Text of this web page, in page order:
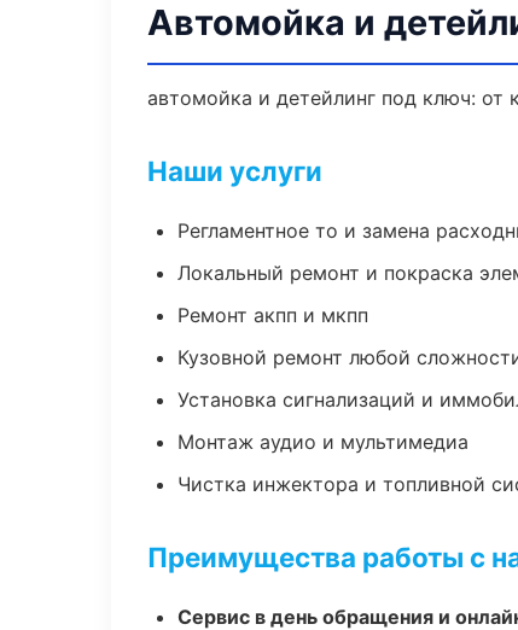
Автомойка и
автомойка и детейлинг под ключ: от
Наши услуги
Регламентное то и замена
Локальный ремонт и покраска
Ремонт акпп и мкпп
Кузовной ремонт любой
Установка сигнализаций и
Монтаж аудио и мультимедиа
Чистка инжектора и топливной
Преимущества работы с
Сервис в день обращения и